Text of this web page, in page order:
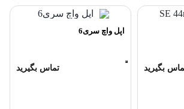
بگیرید
اپل واچ سری6
تماس بگیرید